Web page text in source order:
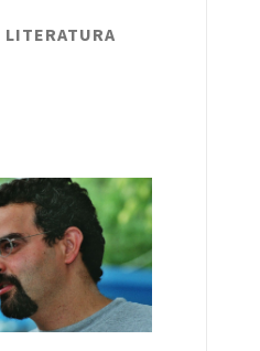
LITERATURA